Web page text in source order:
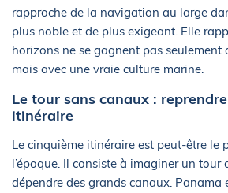
rapproche de la navigation au large
plus noble et de plus exigeant. Elle
horizons ne se gagnent pas seulement
mais avec une vraie culture marine.
Le tour sans canaux :
itinéraire
Le cinquième itinéraire est peut-être le
l’époque. Il consiste à imaginer un tour
dépendre des grands canaux. Panama